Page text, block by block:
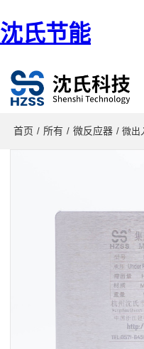
沈氏节能
首页 / 所有 / 微反应器 / 微出